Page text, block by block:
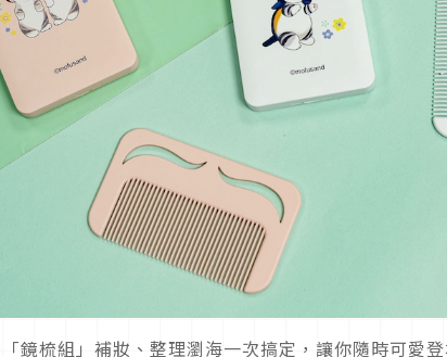
鏡梳組」補妝、整理瀏海一次搞定，讓你隨時可愛登